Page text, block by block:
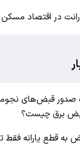
رانت در اقتصاد مسکن
صدور قبض‌های
برق چیست؟
به قطع یارانه فقط